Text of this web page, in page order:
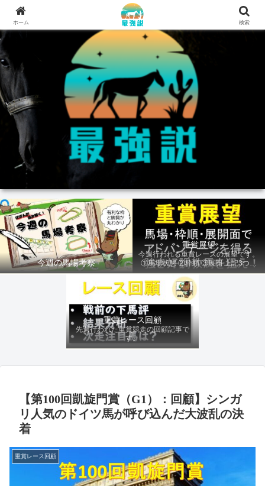
今週の馬場考察
重賞展望
今週行われる重賞レースの展望です。
①馬場状態 ②枠順 ③展開 上記3つの
ファクターから有利にレースを運べる
馬を導き、追い切りの動きを加味して
最終評価を下します。
重賞レース回顧
先週行われた重賞競走の回顧記事で
す。
【第100回凱旋門賞（G1）：回顧】シンガ
リ人気のドイツ馬が呼び込んだ大波乱の決
着
重賞レース回顧
ホーム 検索